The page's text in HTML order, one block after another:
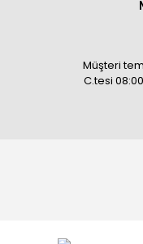
Müşteri
C.tesi